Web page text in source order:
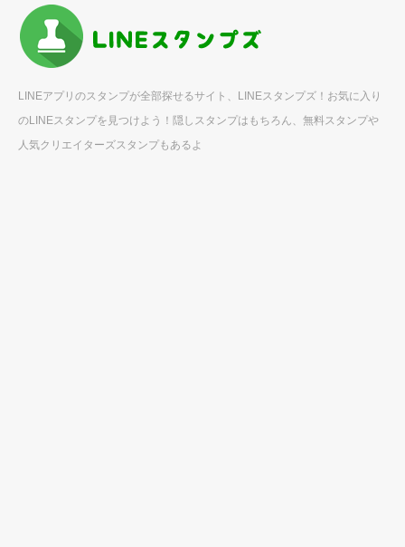
LINEアプリのスタンプが全部探せるサイト、LINEスタンプズ！お気に入り
のLINEスタンプを見つけよう！隠しスタンプはもちろん、無料スタンプや
人気クリエイターズスタンプもあるよ